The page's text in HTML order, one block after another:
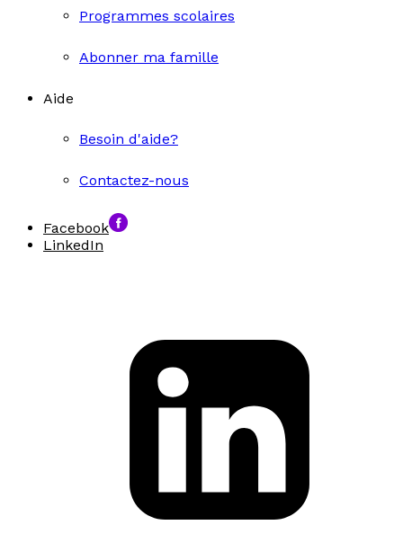
Programmes scolaires
Abonner ma famille
Aide
Besoin d'aide?
Contactez-nous
Facebook
LinkedIn